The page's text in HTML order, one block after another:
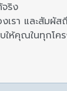
ริง
รา และสัมผัส
ให้คุณในทุกโค